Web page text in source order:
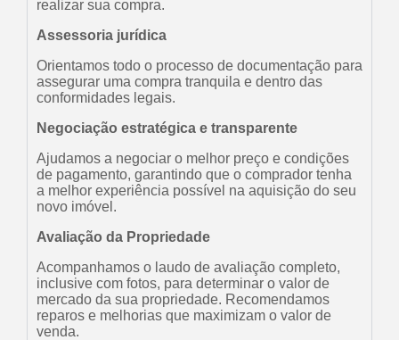
realizar sua compra.
Assessoria jurídica
Orientamos todo o processo de documentação para
assegurar uma compra tranquila e dentro das
conformidades legais.
Negociação estratégica e transparente
Ajudamos a negociar o melhor preço e condições
de pagamento, garantindo que o comprador tenha
a melhor experiência possível na aquisição do seu
novo imóvel.
Avaliação da Propriedade
Acompanhamos o laudo de avaliação completo,
inclusive com fotos, para determinar o valor de
mercado da sua propriedade. Recomendamos
reparos e melhorias que maximizam o valor de
venda.